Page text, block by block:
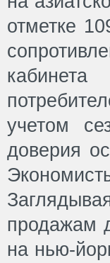
отметке
учетом
доверия
продажам
на нью-